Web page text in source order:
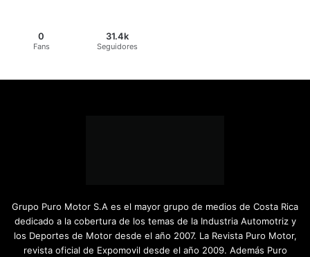
0
Fans
31.4k
Seguidores
Grupo Puro Motor S.A es el mayor grupo de medios de Costa Rica
dedicado a la cobertura de los temas de la Industria Automotriz y
los Deportes de Motor desde el año 2007. La Revista Puro Motor,
revista oficial de Expomovil desde el año 2009. Además Puro